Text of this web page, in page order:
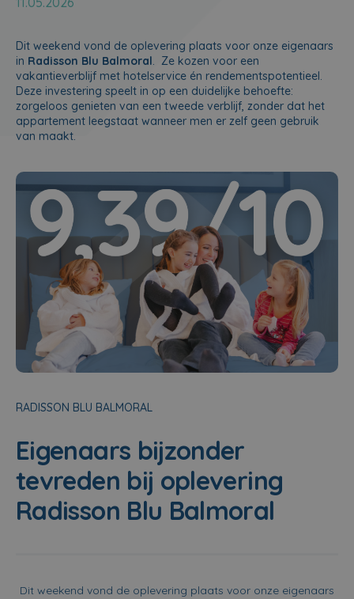
Dit weekend vond de oplevering plaats voor onze eigenaars
in Radisson Blu Balmoral. Ze kozen voor een
vakantieverblijf met hotelservice én rendementspotentieel.
Deze investering speelt in op een duidelijke behoefte:
zorgeloos genieten van een tweede verblijf, zonder dat het
appartement leegstaat wanneer men er zelf geen gebruik
van maakt.
RADISSON BLU BALMORAL
Eigenaars bijzonder
tevreden bij oplevering
Radisson Blu Balmoral
Dit weekend vond de oplevering plaats voor onze eigenaars